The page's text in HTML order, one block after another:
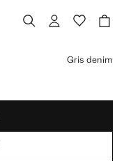
Gris denim